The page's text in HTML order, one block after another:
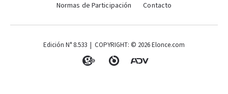
Normas de Participación
Contacto
Edición N° 8.533 | COPYRIGHT: © 2026 Elonce.com